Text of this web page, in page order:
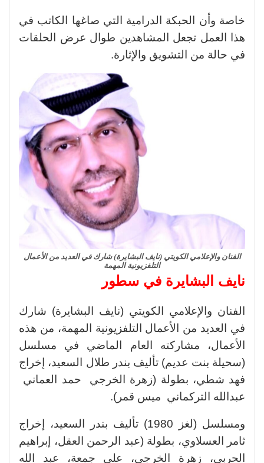
خاصة وأن الحبكة الدرامية التي صاغها الكاتب في
هذا العمل تجعل المشاهدين طوال عرض الحلقات
في حالة من التشويق والإثارة.
الفنان والإعلامي الكويتي (نايف البشايرة) شارك في العديد من الأعمال
التلفزيونية المهمة
نايف البشايرة في سطور
الفنان والإعلامي الكويتي (نايف البشايرة) شارك
في العديد من الأعمال التلفزيونية المهمة، من هذه
الأعمال، مشاركته العام الماضي في مسلسل
(سحيلة بنت عديم) تأليف بندر طلال السعيد، إخراج
فهد شطي، بطولة (زهرة الخرجي حمد العماني
عبدالله التركماني ميس قمر).
ومسلسل (لغز 1980) تأليف بندر السعيد، إخراج
ثامر العسلاوي، بطولة (عبد الرحمن العقل، إبراهيم
الحربي، زهرة الخرجي، علي جمعة، عبد الله